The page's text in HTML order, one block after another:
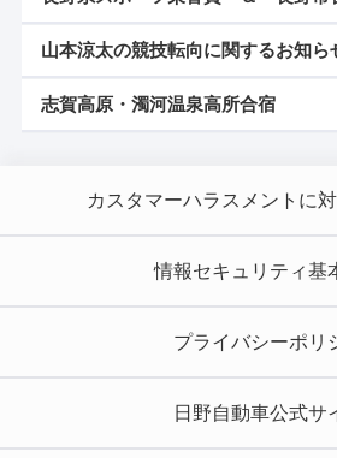
山本涼太の競技転向に関するお知ら
志賀高原・濁河温泉高所合宿
カスタマーハラスメントに
情報セキュリティ基
プライバシーポリ
日野自動車公式サ